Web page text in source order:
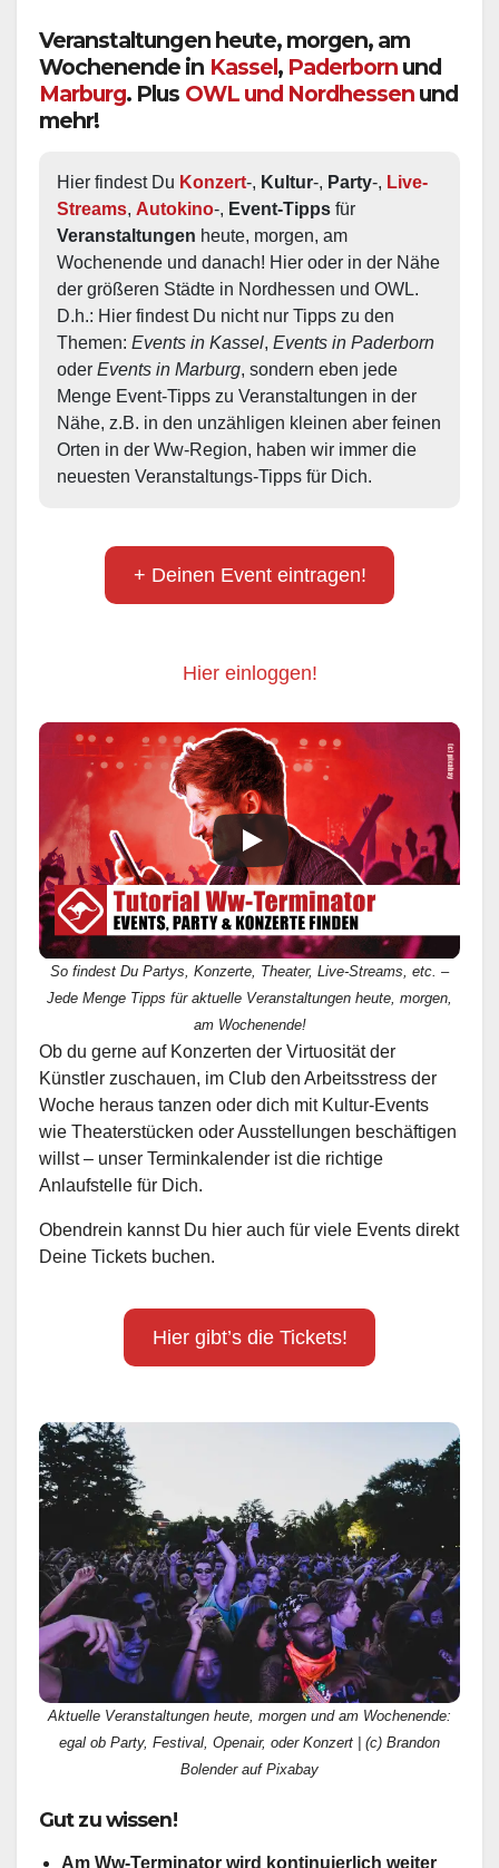
Veranstaltungen heute, morgen, am
Wochenende in Kassel, Paderborn und
Marburg. Plus OWL und Nordhessen und
mehr!
Hier findest Du Konzert-, Kultur-, Party-, Live-
Streams, Autokino-, Event-Tipps
Veranstaltungen heute, morgen, am
Wochenende und danach! Hier oder in der Nähe
der größeren Städte in Nordhessen und OWL.
D.h.: Hier findest Du nicht nur Tipps zu den
Themen: Events in Kassel, Events in Paderborn
oder Events in Marburg, sondern eben jede
Menge Event-Tipps zu Veranstaltungen in der
Nähe, z.B. in den unzähligen kleinen aber feinen
Orten in der Ww-Region, haben wir immer die
neuesten Veranstaltungs-Tipps für Dich.
+ Deinen Event eintragen!
Hier einloggen!
So findest Du Partys, Konzerte, Theater, Live-Streams, etc. –
Jede Menge Tipps für aktuelle Veranstaltungen heute, morgen,
am Wochenende!
Ob du gerne auf Konzerten der Virtuosität der
Künstler zuschauen, im Club den Arbeitsstress der
Woche heraus tanzen oder dich mit Kultur-Events
wie Theaterstücken oder Ausstellungen beschäftigen
willst – unser Terminkalender ist die richtige
Anlaufstelle für Dich.
Obendrein kannst Du hier auch für viele Events direkt
Deine Tickets buchen.
Hier gibt’s die Tickets!
Aktuelle Veranstaltungen heute, morgen und am Wochenende:
egal ob Party, Festival, Openair, oder Konzert | (c) Brandon
Bolender auf Pixabay
Gut zu wissen!
Am Ww-Terminator wird kontinuierlich weiter